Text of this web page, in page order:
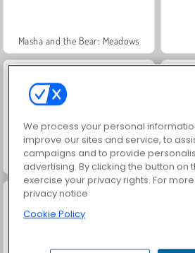
Masha and the Bear: Meadows
Grand Mahjong Connect
We process your personal
improve our sites and service, to
campaigns and to provide
advertising. By clicking the button on
exercise your privacy rights. For
privacy notice
Cookie Policy